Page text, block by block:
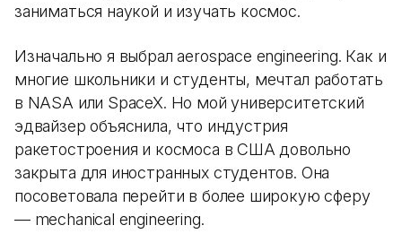
заниматься наукой и изучать космос.
Изначально я выбрал aerospace engineering. Как и
многие школьники и студенты, мечтал работать
в NASA или SpaceX. Но мой университетский
эдвайзер объяснила, что индустрия
ракетостроения и космоса в США довольно
закрыта для иностранных студентов. Она
посоветовала перейти в более широкую сферу
— mechanical engineering.